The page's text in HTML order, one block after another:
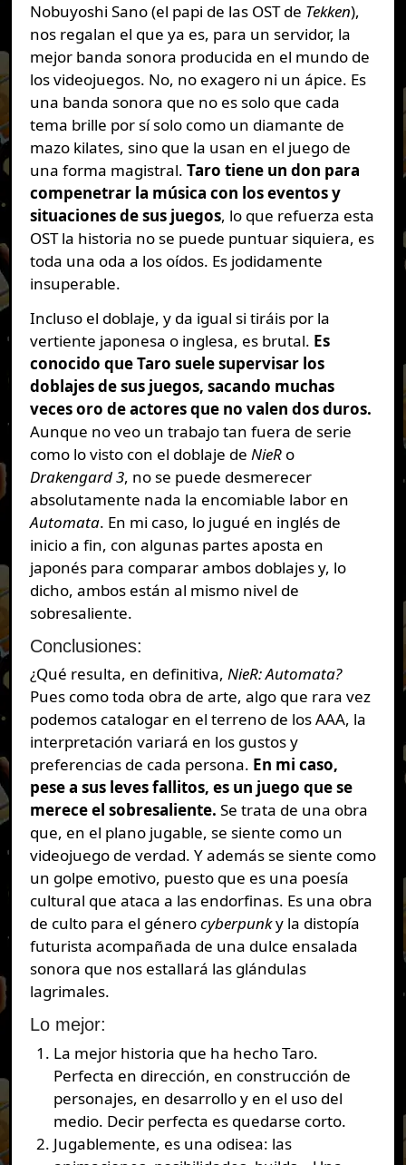
Nobuyoshi Sano (el papi de las OST de Tekken),
nos regalan el que ya es, para un servidor, la
mejor banda sonora producida en el mundo de
los videojuegos. No, no exagero ni un ápice. Es
una banda sonora que no es solo que cada
tema brille por sí solo como un diamante de
mazo kilates, sino que la usan en el juego de
una forma magistral. Taro tiene un don para
compenetrar la música con los eventos y
situaciones de sus juegos, lo que refuerza esta
OST la historia no se puede puntuar siquiera, es
toda una oda a los oídos. Es jodidamente
insuperable.
Incluso el doblaje, y da igual si tiráis por la
vertiente japonesa o inglesa, es brutal. Es
conocido que Taro suele supervisar los
doblajes de sus juegos, sacando muchas
veces oro de actores que no valen dos duros.
Aunque no veo un trabajo tan fuera de serie
como lo visto con el doblaje de NieRo
Drakengard 3, no se puede desmerecer
absolutamente nada la encomiable labor en
Automata. En mi caso, lo jugué en inglés de
inicio a fin, con algunas partes aposta en
japonés para comparar ambos doblajes y, lo
dicho, ambos están al mismo nivel de
sobresaliente.
Conclusiones:
¿Qué resulta, en definitiva, NieR: Automata?
Pues como toda obra de arte, algo que rara vez
podemos catalogar en el terreno de los AAA, la
interpretación variará en los gustos y
preferencias de cada persona. En mi caso,
pese a sus leves fallitos, es un juego que se
merece el sobresaliente. Se trata de una obra
que, en el plano jugable, se siente como un
videojuego de verdad. Y además se siente como
un golpe emotivo, puesto que es una poesía
cultural que ataca a las endorfinas. Es una obra
de culto para el génerocyberpunky la distopía
futurista acompañada de una dulce ensalada
sonora que nos estallará las glándulas
lagrimales.
Lo mejor:
La mejor historia que ha hecho Taro.
Perfecta en dirección, en construcción de
personajes, en desarrollo y en el uso del
medio. Decir perfecta es quedarse corto.
Jugablemente, es una odisea: las